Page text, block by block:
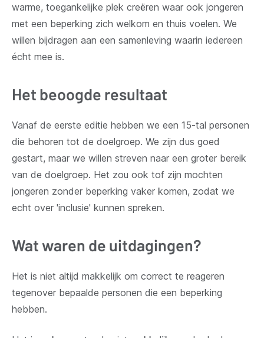
warme, toegankelijke plek creëren waar ook jongeren
met een beperking zich welkom en thuis voelen. We
willen bijdragen aan een samenleving waarin iedereen
écht mee is.
Het beoogde resultaat
Vanaf de eerste editie hebben we een 15-tal personen
die behoren tot de doelgroep. We zijn dus goed
gestart, maar we willen streven naar een groter bereik
van de doelgroep. Het zou ook tof zijn mochten
jongeren zonder beperking vaker komen, zodat we
echt over 'inclusie' kunnen spreken.
Wat waren de uitdagingen?
Het is niet altijd makkelijk om correct te reageren
tegenover bepaalde personen die een beperking
hebben.